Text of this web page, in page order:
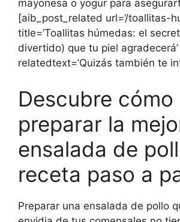
mayonesa o yogur para
[aib_post_related url=’/toallitas-
title=’Toallitas húmedas: el
divertido) que tu piel agradecerá’
relatedtext=’Quizás también te
Descubre cómo
preparar la
ensalada de
receta paso a
Preparar una ensalada de pollo